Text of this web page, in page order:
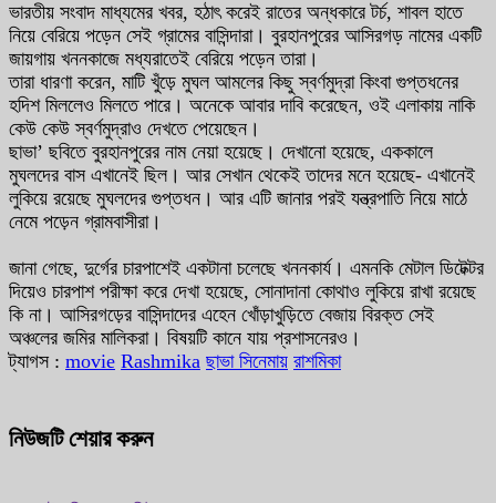
ভারতীয় সংবাদ মাধ্যমের খবর, হঠাৎ করেই রাতের অন্ধকারে টর্চ, শাবল হাতে
নিয়ে বেরিয়ে পড়েন সেই গ্রামের বাসিন্দারা। বুরহানপুরের আসিরগড় নামের একটি
জায়গায় খননকাজে মধ্যরাতেই বেরিয়ে পড়েন তারা।
তারা ধারণা করেন, মাটি খুঁড়ে মুঘল আমলের কিছু স্বর্ণমুদ্রা কিংবা গুপ্তধনের
হদিশ মিললেও মিলতে পারে। অনেকে আবার দাবি করেছেন, ওই এলাকায় নাকি
কেউ কেউ স্বর্ণমুদ্রাও দেখতে পেয়েছেন।
ছাভা’ ছবিতে বুরহানপুরের নাম নেয়া হয়েছে। দেখানো হয়েছে, এককালে
মুঘলদের বাস এখানেই ছিল। আর সেখান থেকেই তাদের মনে হয়েছে- এখানেই
লুকিয়ে রয়েছে মুঘলদের গুপ্তধন। আর এটি জানার পরই যন্ত্রপাতি নিয়ে মাঠে
নেমে পড়েন গ্রামবাসীরা।
জানা গেছে, দুর্গের চারপাশেই একটানা চলেছে খননকার্য। এমনকি মেটাল ডিটেক্টর
দিয়েও চারপাশ পরীক্ষা করে দেখা হয়েছে, সোনাদানা কোথাও লুকিয়ে রাখা রয়েছে
কি না। আসিরগড়ের বাসিন্দাদের এহেন খোঁড়াখুড়িতে বেজায় বিরক্ত সেই
অঞ্চলের জমির মালিকরা। বিষয়টি কানে যায় প্রশাসনেরও।
ট্যাগস : movie Rashmika ছাভা সিনেমায় রাশমিকা
নিউজটি শেয়ার করুন